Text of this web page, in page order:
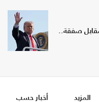
مقابل صفقة..
المزيد
أخبار حسب